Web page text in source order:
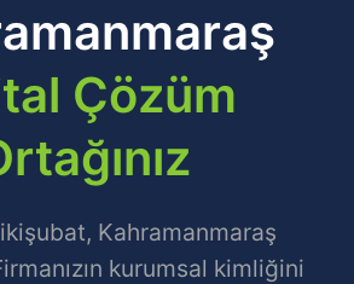
Çözüm
Kahramanmaraş
kurumsal kimliğini